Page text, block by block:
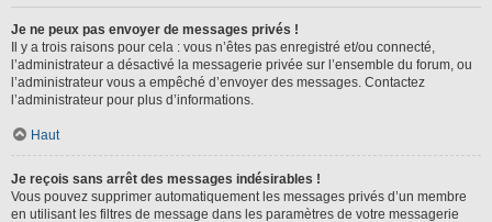
Je ne peux pas envoyer de messages privés !
Il y a trois raisons pour cela : vous n’êtes pas enregistré et/ou connecté,
l’administrateur a désactivé la messagerie privée sur l’ensemble du forum, ou
l’administrateur vous a empêché d’envoyer des messages. Contactez
l’administrateur pour plus d’informations.
Haut
Je reçois sans arrêt des messages indésirables !
Vous pouvez supprimer automatiquement les messages privés d’un membre
en utilisant les filtres de message dans les paramètres de votre messagerie